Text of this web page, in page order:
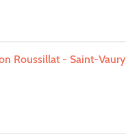
Roussillat - Saint-Vaury